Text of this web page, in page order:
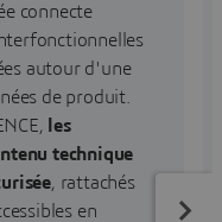
connecte
autour d'une
de produit.
les
technique
, rattachés
en